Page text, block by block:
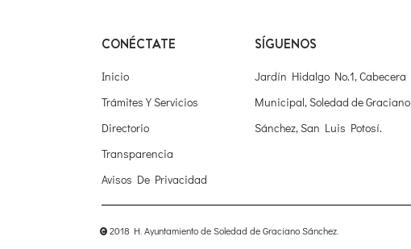
CONÉCTATE
Inicio
Trámites Y Servicios
Directorio
Transparencia
Avisos De Privacidad
SÍGUENOS
Jardín Hidalgo No.1, Cabecera
Municipal, Soledad de Graciano
Sánchez, San Luis Potosí.
2018 H. Ayuntamiento de Soledad de Graciano Sánchez.